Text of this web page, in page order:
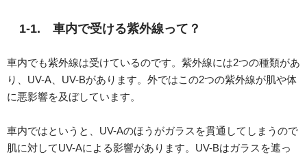
1-1. 車内で受ける紫外線って？
車内でも紫外線は受けているのです。紫外線には2つの種類があ
り、UV-A、UV-Bがあります。外ではこの2つの紫外線が肌や体
に悪影響を及ぼしています。
車内ではというと、UV-Aのほうがガラスを貫通してしまうので
肌に対してUV-Aによる影響があります。UV-Bはガラスを遮っ